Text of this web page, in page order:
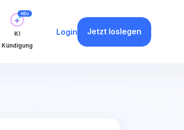
KI
Kündigung
Login Jetzt loslegen